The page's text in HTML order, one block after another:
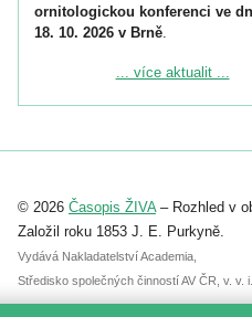
ornitologickou konferenci ve
18. 10. 2026 v Brně.
Podrobnější informace ke
Registrovat se můžete do 6. září.
abstraktu přihlášené přednášky
posteru je už 30. června.
... více aktualit ...
© 2026 Časopis ŽIVA– Rozhled v
Založil roku 1853 J. E. Purkyně.
Vydává Nakladatelství Academia,
Středisko společných činností AV ČR, v. v.